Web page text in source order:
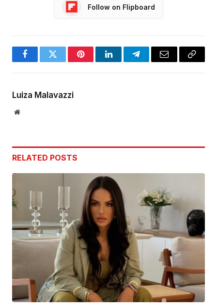
Follow on Flipboard
FacebookTwitter PinterestLinkedInTelegramEmail
Copy
Luiza Malavazzi
Website
RELATED POSTS